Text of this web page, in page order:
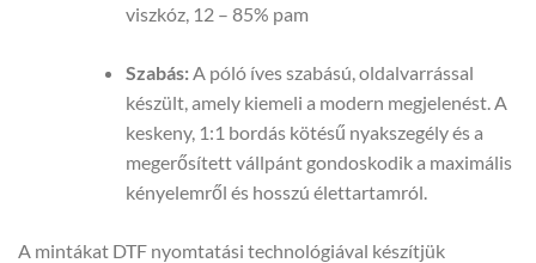
viszkóz, 12 – 85% pam
Szabás:A póló íves szabású, oldalvarrással
készült, amely kiemeli a modern megjelenést. A
keskeny, 1:1 bordás kötésű nyakszegély és a
megerősített vállpánt gondoskodik a maximális
kényelemről és hosszú élettartamról.
A mintákat DTF nyomtatási technológiával készítjük